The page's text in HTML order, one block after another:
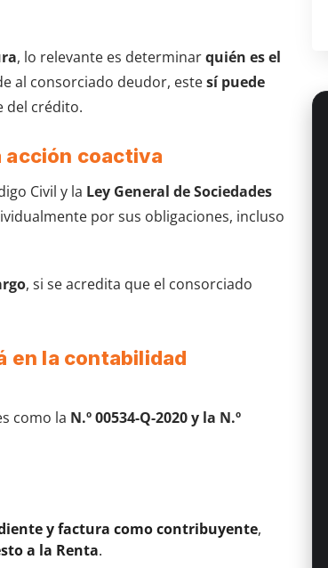
, lo relevante es determinarquién es el
al consorciado deudor, estesí puede
del crédito.
acción coactiva
Civil y la Ley General de Sociedades
por sus obligaciones, incluso
, si se acredita que el consorciado
en la contabilidad
como la N.º 00534-Q-2020 y la N.º
y factura como contribuyente,
a la Renta.